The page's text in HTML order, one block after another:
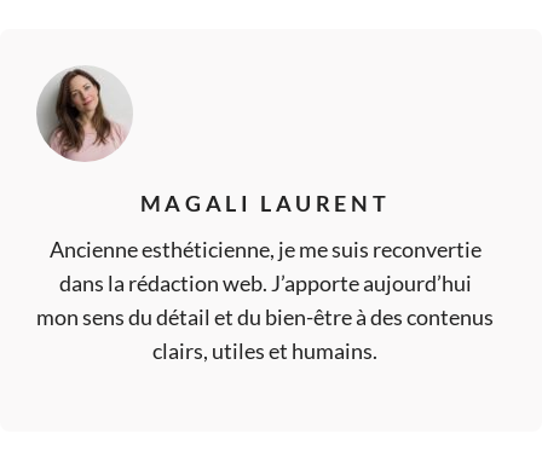
MAGALI LAURENT
Ancienne esthéticienne, je me suis reconvertie
dans la rédaction web. J’apporte aujourd’hui
mon sens du détail et du bien-être à des contenus
clairs, utiles et humains.